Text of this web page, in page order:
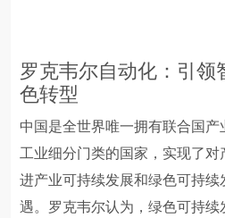
罗克韦尔自动化：引领
色转型
中国是全世界唯一拥有联合国产
工业细分门类的国家，实现了
进产业可持续发展和绿色可持
遇。罗克韦尔认为，绿色可持续